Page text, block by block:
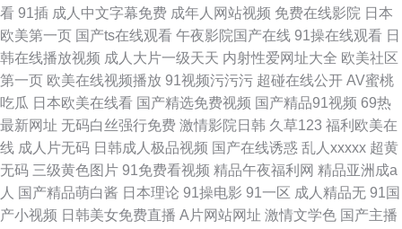
看 91插 成人中文字幕免费 成年人网站视频 免费在线影院 日本
欧美第一页 国产ts在线观看 午夜影院国产在线 91操在线观看 日
韩在线播放视频 成人大片一级天天 内射性爱网址大全 欧美社区
第一页 欧美在线视频播放 91视频污污污 超碰在线公开 AV蜜桃
吃瓜 日本欧美在线看 国产精选免费视频 国产精品91视频 69热
最新网址 无码白丝强行免费 激情影院日韩 久草123 福利欧美在
线 成人片无码 日韩成人极品视频 国产在线诱惑 乱人xxxxx 超黄
无码 三级黄色图片 91免费看视频 精品午夜福利网 精品亚洲成a
人 国产精品萌白酱 日本理论 91操电影 91一区 成人精品无 91国
产小视频 日韩美女免费直播 A片网站网址 激情文学色 国产主播